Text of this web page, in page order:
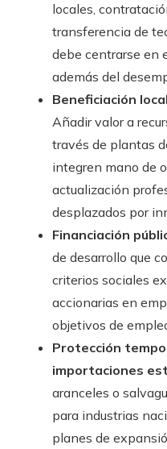
locales,
transferencia de
debe centrarse en
además del
Beneficiación
Añadir valor a
través de plantas
integren mano de
actualización
desplazados por
Financiación
de desarrollo que
criterios sociales
accionarias en
objetivos de
Protección
importaciones
aranceles o
para industrias
planes de